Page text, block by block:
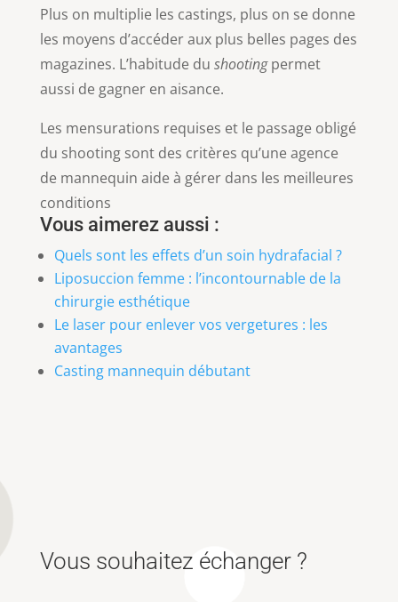
Plus on multiplie les castings, plus on se donne
les moyens d’accéder aux plus belles pages des
magazines. L’habitude du shootingpermet
aussi de gagner en aisance.
Les mensurations requises et le passage obligé
du shooting sont des critères qu’une agence
de mannequin aide à gérer dans les meilleures
conditions
Vous aimerez aussi :
Quels sont les effets d’un soin hydrafacial ?
Liposuccion femme : l’incontournable de la
chirurgie esthétique
Le laser pour enlever vos vergetures : les
avantages
Casting mannequin débutant
Vous souhaitez échanger ?